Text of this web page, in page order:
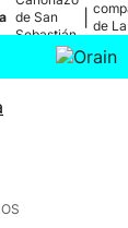
de San
Sebastián
de La